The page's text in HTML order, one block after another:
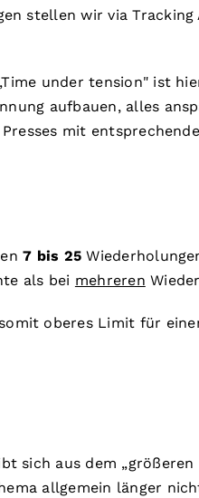
stellen wir via Tracking
under tension" ist
aufbauen, alles
mit
7 bis 25
als bei mehreren
oberes Limit für
sich aus dem
allgemein länger